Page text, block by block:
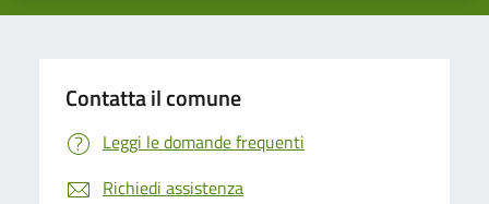
Contatta il comune
Leggi le domande frequenti
Richiedi assistenza